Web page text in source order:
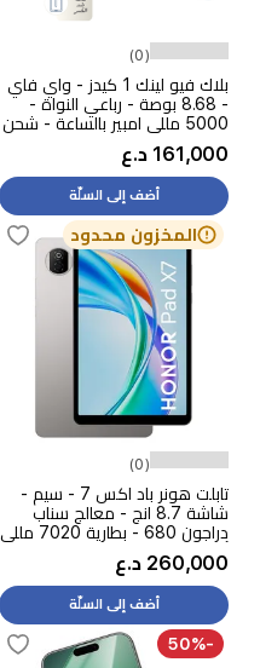
(0)
بلاك فيو لينك 1 كيدز - واي فاي
- 8.68 بوصة - رباعي النواة -
5000 مللي امبير بالساعة - شحن
10 واط + لاصق شاشة + كفر
161,000 د.ع
أضف إلى السلّة
المخزون محدود
(0)
تابلت هونر باد اكس 7 - سيم -
شاشة 8.7 انج - معالج سناب
دراجون 680 - بطارية 7020 مللي
أمبير بالساعة, 10 واط
260,000 د.ع
أضف إلى السلّة
-50%